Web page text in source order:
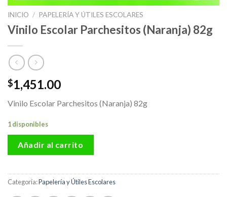
INICIO / PAPELERÍA Y ÚTILES ESCOLARES
Vinilo Escolar Parchesitos (Naranja) 82g
$1,451.00
Vinilo Escolar Parchesitos (Naranja) 82g
1 disponibles
Añadir al carrito
Categoría:Papelería y Útiles Escolares